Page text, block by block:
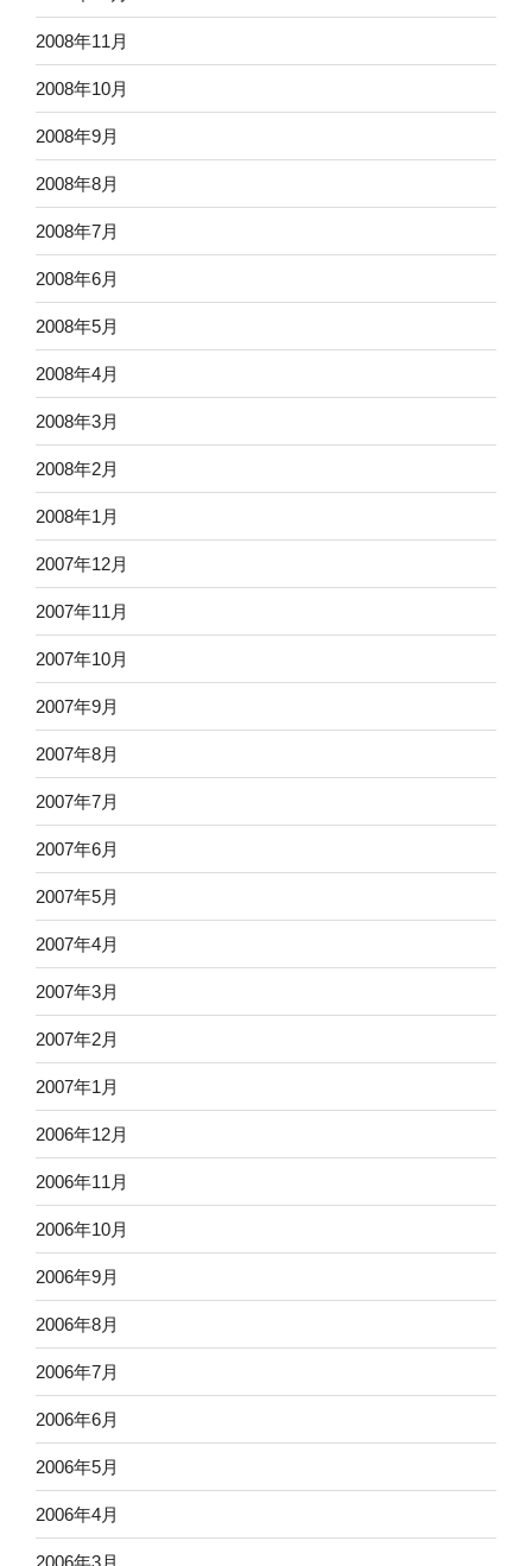
2008年11月
2008年10月
2008年9月
2008年8月
2008年7月
2008年6月
2008年5月
2008年4月
2008年3月
2008年2月
2008年1月
2007年12月
2007年11月
2007年10月
2007年9月
2007年8月
2007年7月
2007年6月
2007年5月
2007年4月
2007年3月
2007年2月
2007年1月
2006年12月
2006年11月
2006年10月
2006年9月
2006年8月
2006年7月
2006年6月
2006年5月
2006年4月
2006年3月